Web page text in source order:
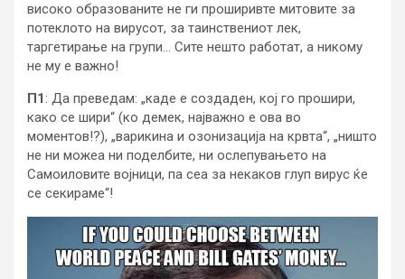
високо образованите не ги проширивте митовите за
потеклото на вирусот, за таинствениот лек,
таргетирање на групи… Сите нешто работат, а никому
не му е важно!
П1: Да преведам: „каде е создаден, кој го прошири,
како се шири“ (ко демек, најважно е ова во
моментов!?), „варикина и озонизација на крвта“, „ништо
не ни можеа ни поделбите, ни ослепувањето на
Самоиловите војници, па сеа за некаков глуп вирус ќе
се секираме“!